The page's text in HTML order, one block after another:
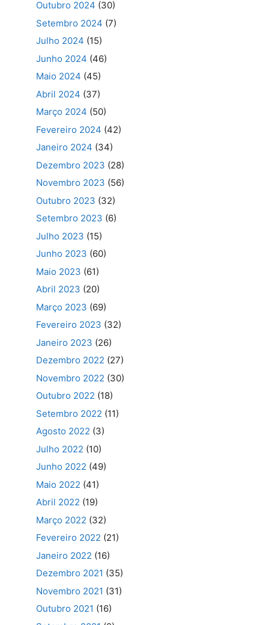
Outubro 2024 (30)
Setembro 2024 (7)
Julho 2024 (15)
Junho 2024 (46)
Maio 2024 (45)
Abril 2024 (37)
Março 2024 (50)
Fevereiro 2024 (42)
Janeiro 2024 (34)
Dezembro 2023 (28)
Novembro 2023 (56)
Outubro 2023 (32)
Setembro 2023 (6)
Julho 2023 (15)
Junho 2023 (60)
Maio 2023 (61)
Abril 2023 (20)
Março 2023 (69)
Fevereiro 2023 (32)
Janeiro 2023 (26)
Dezembro 2022 (27)
Novembro 2022 (30)
Outubro 2022 (18)
Setembro 2022 (11)
Agosto 2022 (3)
Julho 2022 (10)
Junho 2022 (49)
Maio 2022 (41)
Abril 2022 (19)
Março 2022 (32)
Fevereiro 2022 (21)
Janeiro 2022 (16)
Dezembro 2021 (35)
Novembro 2021 (31)
Outubro 2021 (16)